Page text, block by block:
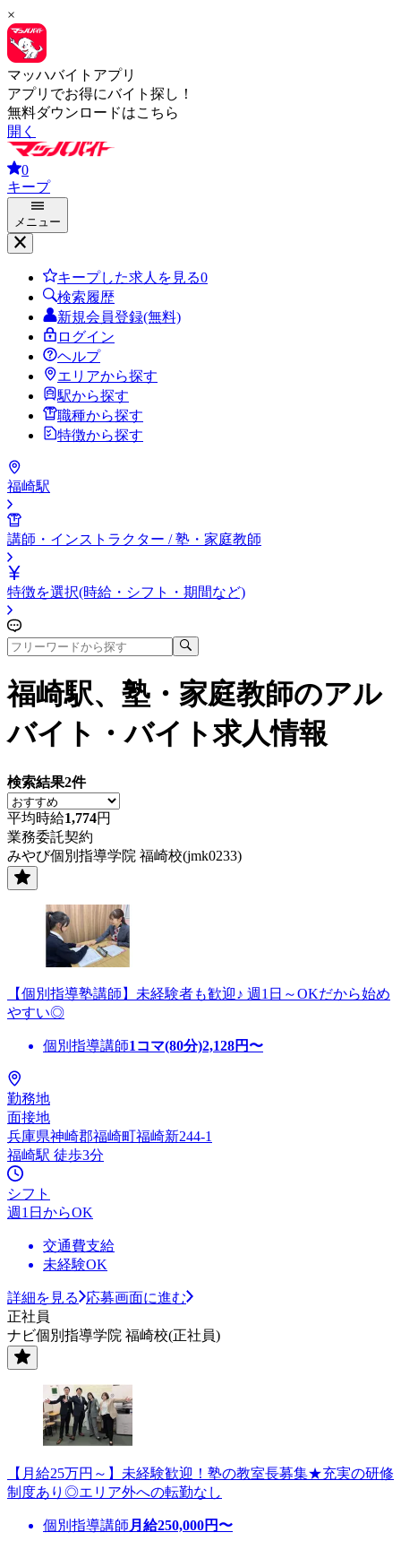
×
マッハバイトアプリ
アプリでお得にバイト探し！
無料ダウンロードはこちら
開く
0
キープ
メニュー
キープした求人を見る0
検索履歴
新規会員登録(無料)
ログイン
ヘルプ
エリアから探す
駅から探す
職種から探す
特徴から探す
福崎駅
講師・インストラクター / 塾・家庭教師
特徴を選択(時給・シフト・期間など)
福崎駅、塾・家庭教師のアル
バイト・バイト求人情報
検索結果2件
平均時給1,774円
業務委託契約
みやび個別指導学院 福崎校(jmk0233)
【個別指導塾講師】未経験者も歓迎♪ 週1日～OKだから始め
やすい◎
個別指導講師1コマ(80分)2,128円〜
勤務地
面接地
兵庫県神崎郡福崎町福崎新244-1
福崎駅 徒歩3分
シフト
週1日からOK
交通費支給
未経験OK
詳細を見る
応募画面に進む
正社員
ナビ個別指導学院 福崎校(正社員)
【月給25万円～】未経験歓迎！塾の教室長募集★充実の研修
制度あり◎エリア外への転勤なし
個別指導講師 月給250,000円〜